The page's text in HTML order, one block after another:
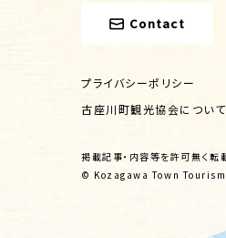
Contact
プライバシーポリシー
古座川町観光協会について
掲載記事・内容等を許可無く転
© Kozagawa Town